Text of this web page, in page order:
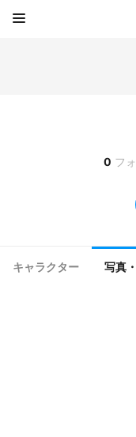
0 フ
キャラクター 写真